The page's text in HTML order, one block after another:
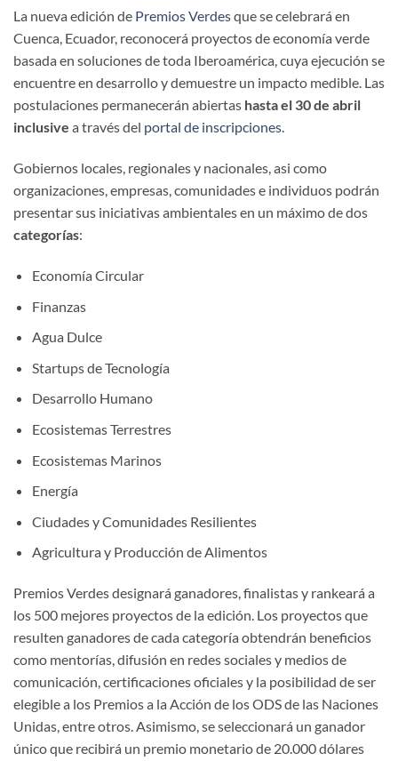
La nueva edición de Premios Verdesque se celebrará en
Cuenca, Ecuador, reconocerá proyectos de economía verde
basada en soluciones de toda Iberoamérica, cuya ejecución se
encuentre en desarrollo y demuestre un impacto medible. Las
postulaciones permanecerán abiertas hasta el 30 de abril
inclusive a través del portal de inscripciones.
Gobiernos locales, regionales y nacionales, asi como
organizaciones, empresas, comunidades e individuos podrán
presentar sus iniciativas ambientales en un máximo de dos
categorías:
Economía Circular
Finanzas
Agua Dulce
Startups de Tecnología
Desarrollo Humano
Ecosistemas Terrestres
Ecosistemas Marinos
Energía
Ciudades y Comunidades Resilientes
Agricultura y Producción de Alimentos
Premios Verdes designará ganadores, finalistas y rankeará a
los 500 mejores proyectos de la edición. Los proyectos que
resulten ganadores de cada categoría obtendrán beneficios
como mentorías, difusión en redes sociales y medios de
comunicación, certificaciones oficiales y la posibilidad de ser
elegible a los Premios a la Acción de los ODS de las Naciones
Unidas, entre otros. Asimismo, se seleccionará un ganador
único que recibirá un premio monetario de 20.000 dólares